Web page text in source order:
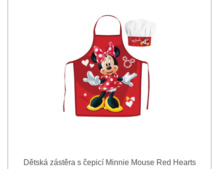
Dětská zástěra s čepicí Minnie Mouse Red Hearts